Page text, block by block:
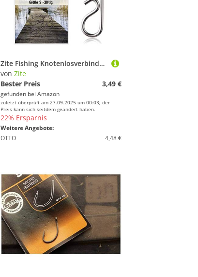
Zite Fishing Knotenlosverbinder Angeln 30 Stück - Angel-Wirbel No Knot Connector Größe S Angelausrüstung - Knotenlos Schnurverbinder als Angelzubehör (S)
von Zite
Bester Preis
3,49 €
gefunden bei Amazon
zuletzt überprüft am 27.09.2025 um 00:03; der
Preis kann sich seitdem geändert haben.
22% Ersparnis
Weitere Angebote:
OTTO
4,48 €